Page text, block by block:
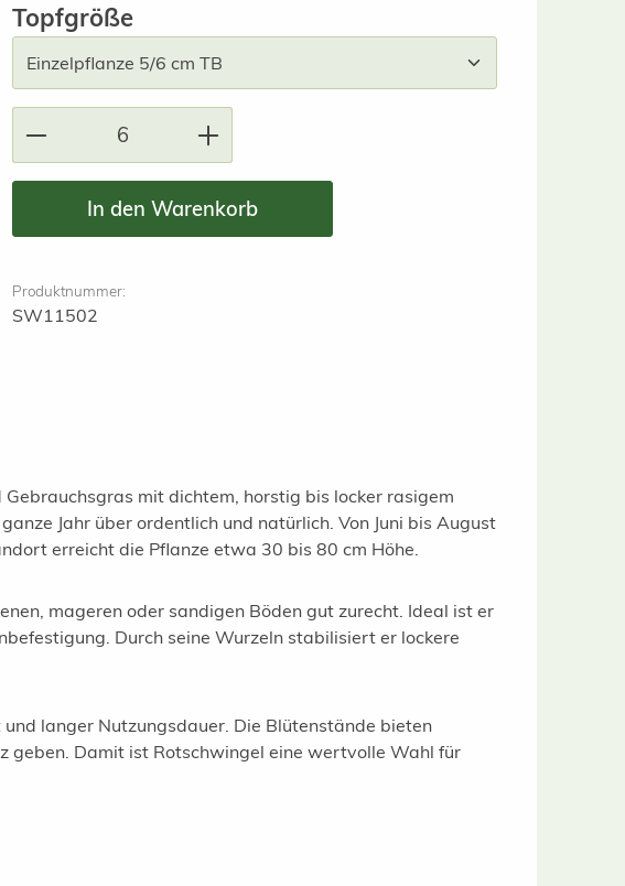
Topfgrößeauswählen
Produkt Anzahl: Gib den gewünschten Wert ein
In den Warenkorb
Produktnummer:
SW11502
mit dichtem, horstig bis locker rasigem
Jahr über ordentlich und natürlich. Von Juni bis August
erreicht die Pflanze etwa 30 bis 80 cm Höhe.
mageren oder sandigen Böden gut zurecht. Ideal ist er
Durch seine Wurzeln stabilisiert er lockere
langer Nutzungsdauer. Die Blütenstände bieten
geben. Damit ist Rotschwingel eine wertvolle Wahl für